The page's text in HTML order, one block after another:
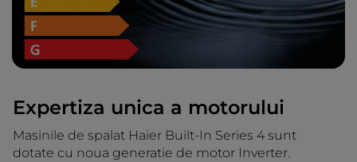
Expertiza unica a motorului
Masinile de spalat Haier Built-In Series 4 sunt
dotate cu noua generatie de motor Inverter.